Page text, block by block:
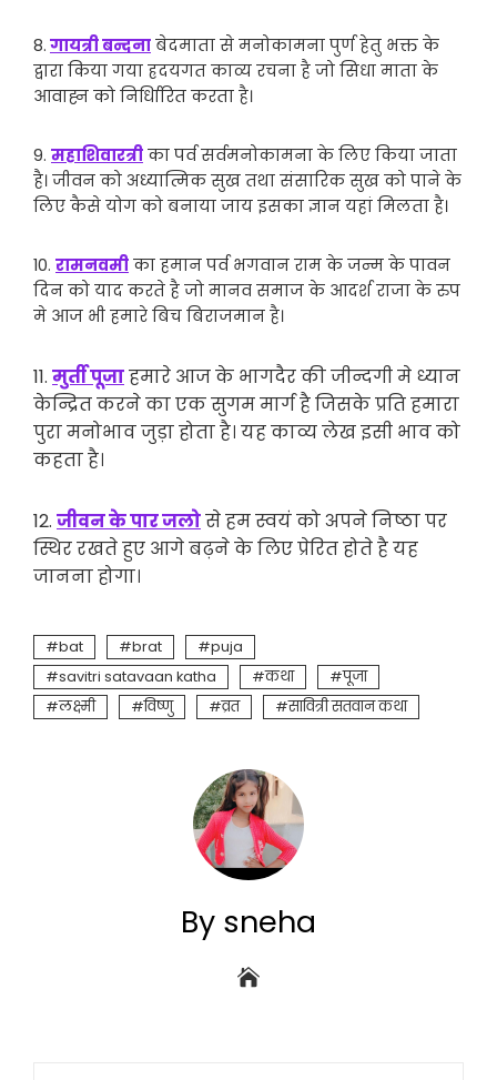
8. गायत्री बन्दना बेदमाता से मनोकामना पुर्ण हेतु भक्त के
द्वारा किया गया ह्रदयगत काव्य रचना है जो सिधा माता के
आवाह्न को निर्धिारित करता है।
9. महाशिवारत्री का पर्व सर्वमनोकामना के लिए किया जाता
है। जीवन को अध्यात्मिक सुख तथा संसारिक सुख को पाने के
लिए कैसे योग को बनाया जाय इसका ज्ञान यहां मिलता है।
10. रामनवमी का हमान पर्व भगवान राम के जन्म के पावन
दिन को याद करते है जो मानव समाज के आदर्श राजा के रुप
मे आज भी हमारे बिच बिराजमान है।
11. मुर्ती पूजाहमारे आज के भागदैर की जीन्दगी मे ध्यान
केन्द्रित करने का एक सुगम मार्ग है जिसके प्रति हमारा
पुरा मनोभाव जुड़ा होता है। यह काव्य लेख इसी भाव को
कहता है।
12. जीवन के पार जलोसे हम स्वयं को अपने निष्ठा पर
स्थिर रखते हुए आगे बढ़ने के लिए प्रेरित होते है यह
जानना होगा।
bat brat
puja
savitri satavaan katha
कथा
पूजा
लक्ष्मी
विष्णु व्रत सावित्री सतवान कथा
By sneha